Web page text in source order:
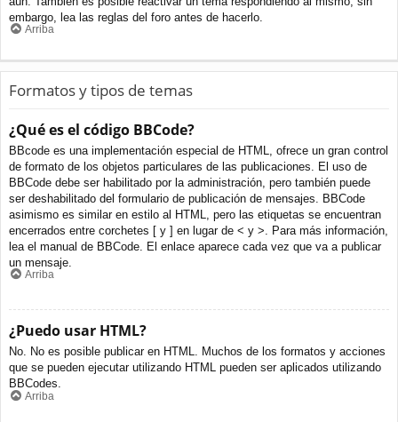
embargo, lea las reglas del foro antes de hacerlo.
Arriba
Formatos y tipos de temas
¿Qué es el código BBCode?
BBcode es una implementación especial de HTML, ofrece un gran control
de formato de los objetos particulares de las publicaciones. El uso de
BBCode debe ser habilitado por la administración, pero también puede
ser deshabilitado del formulario de publicación de mensajes. BBCode
asimismo es similar en estilo al HTML, pero las etiquetas se encuentran
encerrados entre corchetes [ y ] en lugar de < y >. Para más información,
lea el manual de BBCode. El enlace aparece cada vez que va a publicar
un mensaje.
Arriba
¿Puedo usar HTML?
No. No es posible publicar en HTML. Muchos de los formatos y acciones
que se pueden ejecutar utilizando HTML pueden ser aplicados utilizando
BBCodes.
Arriba